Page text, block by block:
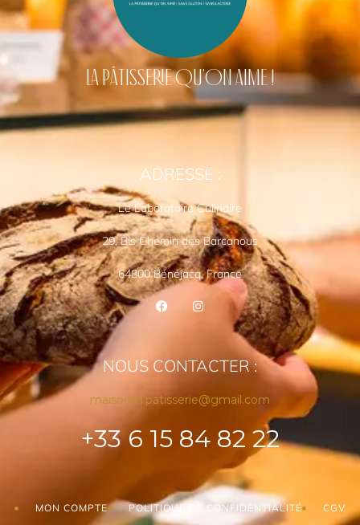
LA PÂTISSERIE QU'ON AIME !
ADRESSE :
Le Laboratoire Culinaire
29, Bis Chemin des Barcanous
64800 Bénéjacq, France
NOUS CONTACTER :
maisonm.patisserie@gmail.com
+33 6 15 84 82 22
MON COMPTE POLITIQUE DE CONFIDENTIALITÉ CGV